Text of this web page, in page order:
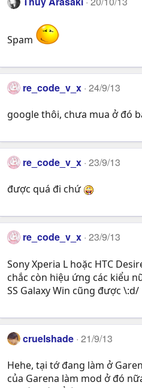
Spam
re_code_v_x 24/9/13
google thôi, chưa mua ở đó
re_code_v_x 23/9/13
được quá đi chứ
re_code_v_x 23/9/13
Sony Xperia L hoặc HTC
chắc còn hiệu ứng các kiểu
SS Galaxy Win cũng được \:d/
cruelshade 21/9/13
Hehe, tại tớ đang làm ở
của Garena làm mod ở đó